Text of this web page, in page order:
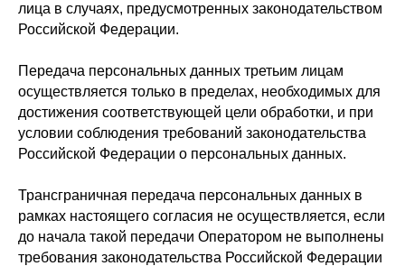
лица в случаях, предусмотренных законодательством
Российской Федерации.
Передача персональных данных третьим лицам
осуществляется только в пределах, необходимых для
достижения соответствующей цели обработки, и при
условии соблюдения требований законодательства
Российской Федерации о персональных данных.
Трансграничная передача персональных данных в
рамках настоящего согласия не осуществляется, если
до начала такой передачи Оператором не выполнены
требования законодательства Российской Федерации